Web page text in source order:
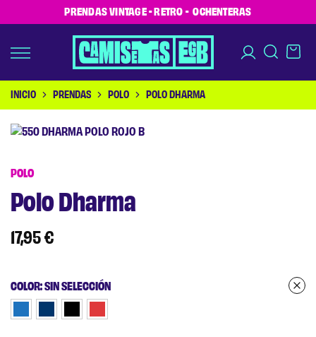
PRENDAS VINTAGE - RETRO - OCHENTERAS
INICIO PRENDAS POLO POLO DHARMA
POLO
Polo Dharma
17,95 €
COLOR: SIN SELECCIÓN